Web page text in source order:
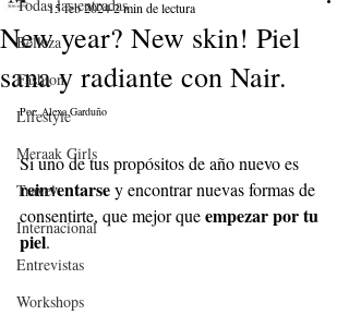
Todas las entradas
Belleza
Fashion
Lifestyle
Meraak Girls
Travel
Internacional
Entrevistas
Workshops
New year? New skin! Piel
sana y radiante con Nair.
15 feb 20242 min de lectura
Por: Alexa Garduño
Si uno de tus propósitos de año nuevo es
reinventarse y encontrar nuevas formas de
consentirte, que mejor que empezar por tu
piel.